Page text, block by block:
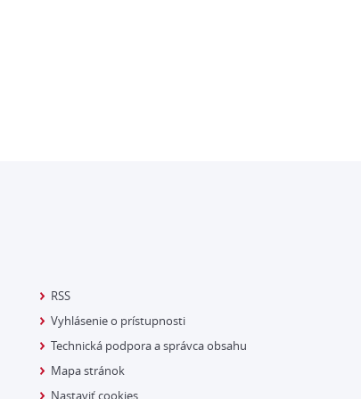
RSS
Vyhlásenie o prístupnosti
Technická podpora a správca obsahu
Mapa stránok
Nastaviť cookies